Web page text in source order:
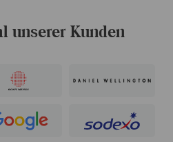
unserer Kunden